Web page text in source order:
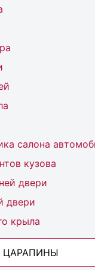
салона
кузова
двери
двери
крыла
ЦАРАПИНЫ